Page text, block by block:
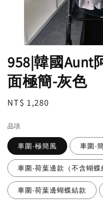
958|韓國Aunt
面極簡-灰色
Regular
NT$ 1,280
品項
車圍-極簡風 車圍-
車圍-荷葉邊款（不含蝴蝶
車圍-荷葉邊蝴蝶結款